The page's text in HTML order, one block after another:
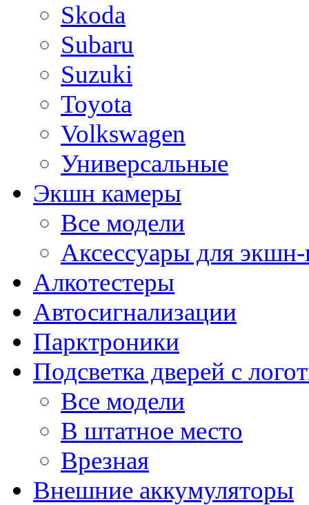
Skoda
Subaru
Suzuki
Toyota
Volkswagen
Универсальные
Экшн камеры
Все модели
Аксессуары для
Алкотестеры
Автосигнализации
Парктроники
Подсветка дверей с
Все модели
В штатное место
Врезная
Внешние аккумуляторы